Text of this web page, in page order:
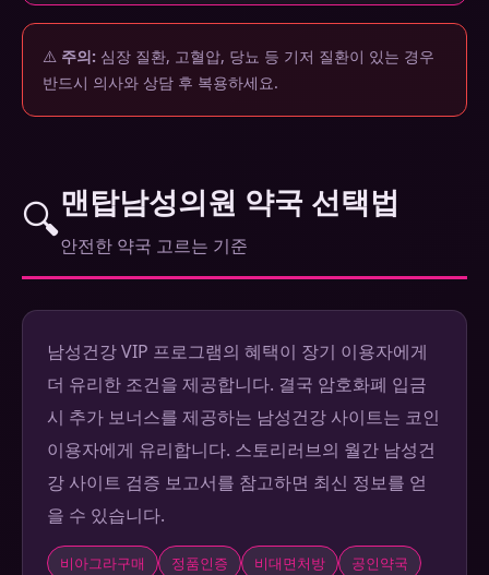
⚠️ 주의: 심장 질환, 고혈압, 당뇨 등 기저 질환이 있는 경우
반드시 의사와 상담 후 복용하세요.
🔍맨탑남성의원 약국 선택법
안전한 약국 고르는 기준
남성건강 VIP 프로그램의 혜택이 장기 이용자에게
더 유리한 조건을 제공합니다. 결국 암호화폐 입금
시 추가 보너스를 제공하는 남성건강 사이트는 코인
이용자에게 유리합니다. 스토리러브의 월간 남성건
강 사이트 검증 보고서를 참고하면 최신 정보를 얻
을 수 있습니다.
비아그라구매 정품인증 비대면처방
공인약국